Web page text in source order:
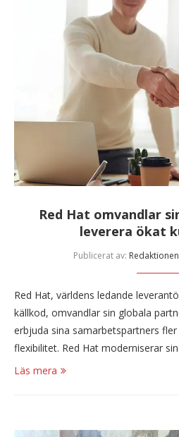
Red Hat omvandlar
leverera ökat
Publicerat av: Redaktionen
Red Hat, världens ledande
källkod, omvandlar sin globala
erbjuda sina samarbetspartners
flexibilitet. Red Hat moderniserar
Läs mera